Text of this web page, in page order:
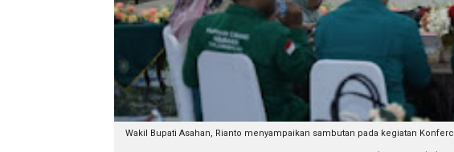
Wakil Bupati Asahan, Rianto menyampaikan sambutan pada kegiatan